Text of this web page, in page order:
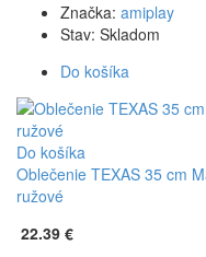
Značka: amiplay
Stav: Skladom
Do košíka
Do košíka
Oblečenie TEXAS 35 cm
ružové
22.39 €